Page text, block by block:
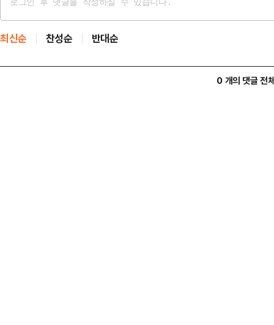
최신순 찬성순 반대순
0 개의 댓글 전